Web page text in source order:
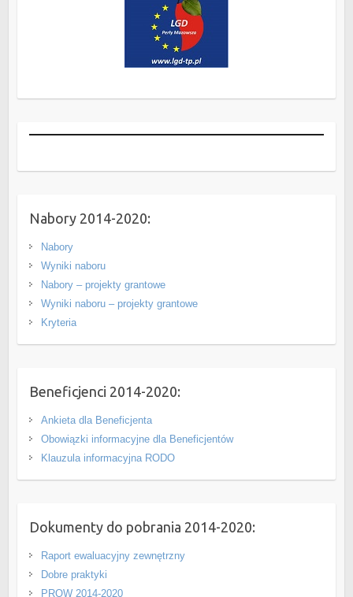
Nabory 2014-2020:
Nabory
Wyniki naboru
Nabory – projekty grantowe
Wyniki naboru – projekty grantowe
Kryteria
Beneficjenci 2014-2020:
Ankieta dla Beneficjenta
Obowiązki informacyjne dla Beneficjentów
Klauzula informacyjna RODO
Dokumenty do pobrania 2014-2020:
Raport ewaluacyjny zewnętrzny
Dobre praktyki
PROW 2014-2020